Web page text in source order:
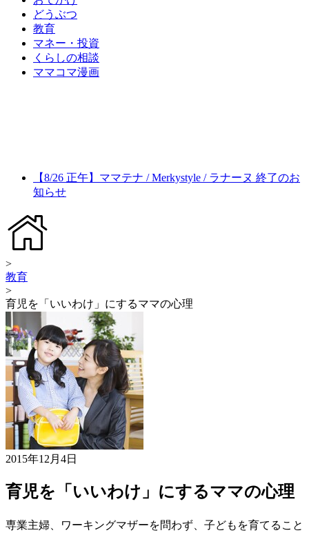
どうぶつ
教育
マネー・投資
くらしの相談
ママコマ漫画
【8/26 正午】ママテナ / Merkystyle / ラナーヌ 終了のお
知らせ
>
教育
>
育児を「いいわけ」にするママの心理
2015年12月4日
育児を「いいわけ」にするママの心理
専業主婦、ワーキングマザーを問わず、子どもを育てること